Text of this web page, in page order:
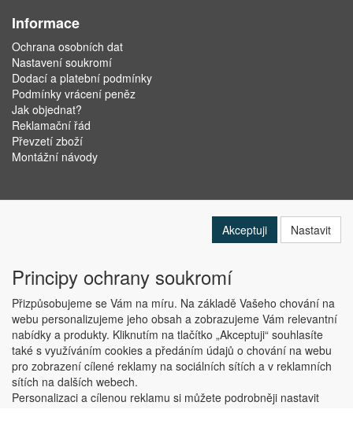
Informace
Ochrana osobních dat
Nastavení soukromí
Dodací a platební podmínky
Podmínky vrácení peněz
Jak objednat?
Reklamační řád
Převzetí zboží
Montážní návody
Copyright © ABRA Software a.s. 2019
Akceptuji Nastavit
Principy ochrany soukromí
Přizpůsobujeme se Vám na míru. Na základě Vašeho chování na
webu personalizujeme jeho obsah a zobrazujeme Vám relevantní
nabídky a produkty. Kliknutím na tlačítko „Akceptuji“ souhlasíte
také s využíváním cookies a předáním údajů o chování na webu
pro zobrazení cílené reklamy na sociálních sítích a v reklamních
sítích na dalších webech.
Personalizaci a cílenou reklamu si můžete podrobněji nastavit